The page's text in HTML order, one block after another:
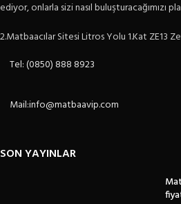
ediyor, onlarla sizi nasıl buluşturacağımızı
2.Matbaacılar Sitesi Litros Yolu 1.Kat ZE13
Tel: (0850) 888 8923
Mail:info@matbaavip.com
SON YAYINLAR